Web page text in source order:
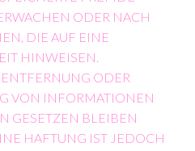
ODER NACH UM
DIE AUF EINE RE
HINWEISEN. VE
ODER SP
INFORMATIONEN NA
BLEIBEN HI
HAFTUNG IST JEDOCH ER